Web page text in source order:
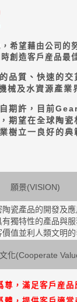
希望藉由公司的
創造客戶産品最
品質、快速的
械及水資源產業
期許，目前
期望在全球陶
樹立一良好的典
願景(VISION)
瓷產品的開發及應
獨特性的產品與服
值並利人類文明的
化(Cooperate
尊，滿足客戶産品